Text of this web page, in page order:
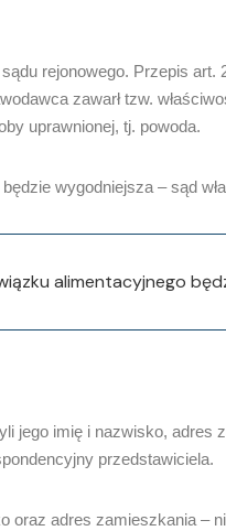
rejonowego. Przepis
zawarł tzw.
uprawnionej, tj. powoda.
wygodniejsza – sąd
alimentacyjnego
jego imię i nazwisko,
przedstawiciela.
adres zamieszkania –